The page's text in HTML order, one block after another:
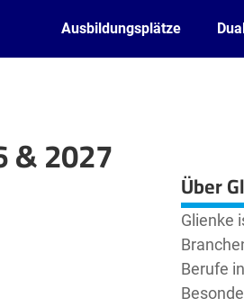
Ausbildungsplätze
& 2027
| ©OpenStreetMap2 Über
Glienke
Berufe